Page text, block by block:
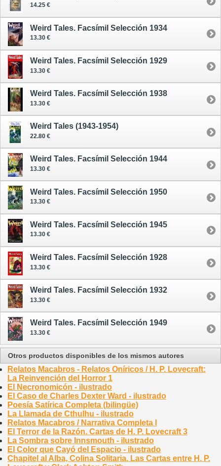
14.25 €
Weird Tales. Facsímil Selección 1934
13.30 €
Weird Tales. Facsímil Selección 1929
13.30 €
Weird Tales. Facsímil Selección 1938
13.30 €
Weird Tales (1943-1954)
22.80 €
Weird Tales. Facsímil Selección 1944
13.30 €
Weird Tales. Facsímil Selección 1950
13.30 €
Weird Tales. Facsímil Selección 1945
13.30 €
Weird Tales. Facsímil Selección 1928
13.30 €
Weird Tales. Facsímil Selección 1932
13.30 €
Weird Tales. Facsímil Selección 1949
13.30 €
Otros productos disponibles de los mismos autores
Relatos Macabros - Relatos Oníricos / H. P. Lovecraft:
La Reinvención del Horror 1
El Necronomicón - ilustrado
El Caso de Charles Dexter Ward - ilustrado
Poesía Satírica Completa (bilingüe)
La Llamada de Cthulhu - ilustrado
Relatos Macabros / Narrativa Completa I
El Terror de la Razón. Cartas de H. P. Lovecraft 3
La Sombra sobre Innsmouth - ilustrado
El Color que Cayó del Espacio - ilustrado
Chapitel al Alba, Colina Solitaria. Las Cartas entre H. P.